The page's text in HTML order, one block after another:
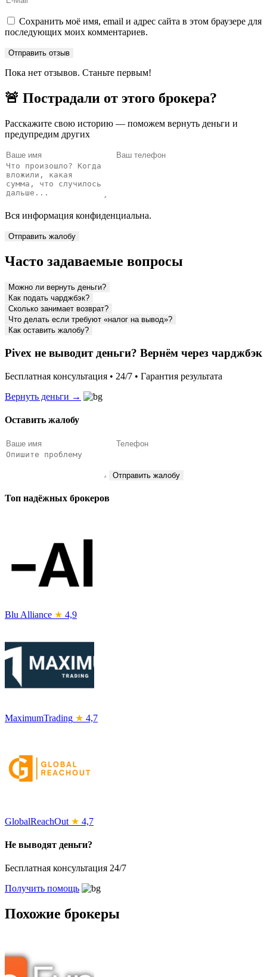
Сохранить моё имя, email и адрес сайта в этом браузере для
последующих моих комментариев.
Пока нет отзывов. Станьте первым!
🚨 Пострадали от этого брокера?
Расскажите свою историю — поможем вернуть деньги и
предупредим других
Вся информация конфиденциальна.
Отправить жалобу
Часто задаваемые вопросы
Можно ли вернуть деньги?
Как подать чарджбэк?
Сколько занимает возврат?
Что делать если требуют «налог на вывод»?
Как оставить жалобу?
Pivex не выводит деньги? Вернём через чарджбэк
Бесплатная консультация • 24/7 • Гарантия результата
Вернуть деньги →
Оставить жалобу
Отправить жалобу
Топ надёжных брокеров
Blu Alliance ★ 4,9
MaximumTrading ★ 4,7
GlobalReachOut ★ 4,7
Не выводят деньги?
Бесплатная консультация 24/7
Получить помощь
Похожие брокеры